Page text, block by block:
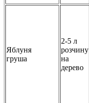
Яблуня
груша
2-5 л
розчину
на
дерево